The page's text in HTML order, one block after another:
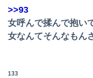
>>93
女呼んで揉んで抱い
女なんてそんなもん
133